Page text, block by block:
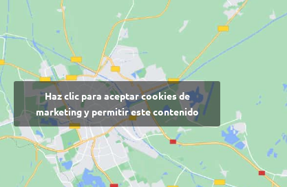
Haz clic para aceptar cookies de
marketing y permitir este contenido